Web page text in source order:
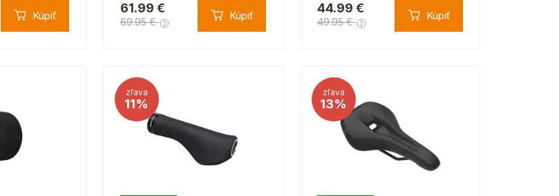
Kúpiť
61.99 €
69.95 € Kúpiť
44.99 €
49.95 € Kúpiť
zľava
11%
zľava
13%